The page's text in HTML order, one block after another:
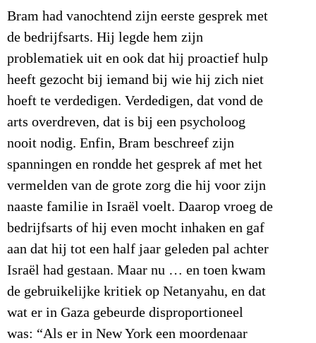
Bram had vanochtend zijn eerste gesprek met
de bedrijfsarts. Hij legde hem zijn
problematiek uit en ook dat hij proactief hulp
heeft gezocht bij iemand bij wie hij zich niet
hoeft te verdedigen. Verdedigen, dat vond de
arts overdreven, dat is bij een psycholoog
nooit nodig. Enfin, Bram beschreef zijn
spanningen en rondde het gesprek af met het
vermelden van de grote zorg die hij voor zijn
naaste familie in Israël voelt. Daarop vroeg de
bedrijfsarts of hij even mocht inhaken en gaf
aan dat hij tot een half jaar geleden pal achter
Israël had gestaan. Maar nu … en toen kwam
de gebruikelijke kritiek op Netanyahu, en dat
wat er in Gaza gebeurde disproportioneel
was: “Als er in New York een moordenaar